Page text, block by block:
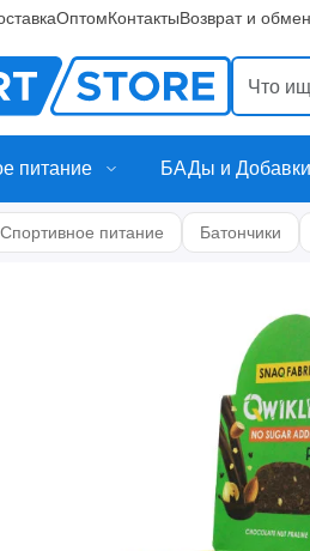
ОптомКонтактыВозврат и обмен
питание БАДы и Добавки
Спортивное питание Батончики